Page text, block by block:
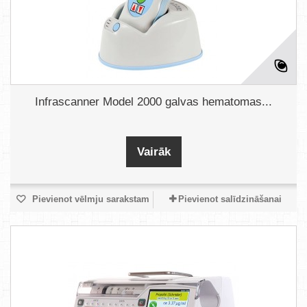
Infrascanner Model 2000 galvas hematomas...
Vairāk
Pievienot vēlmju sarakstam Pievienot salīdzināšanai